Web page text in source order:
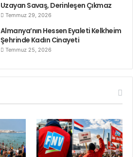
Uzayan Savaş, Derinleşen Çıkmaz
Temmuz 29, 2026
Almanya’nın Hessen Eyaleti Kelkheim
Şehrinde Kadın Cinayeti
Temmuz 25, 2026